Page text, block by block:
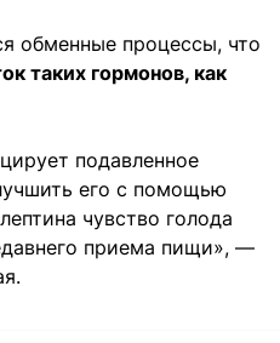
обменные процессы, что
таких гормонов, как
подавленное
его с помощью
чувство голода
приема пищи», —